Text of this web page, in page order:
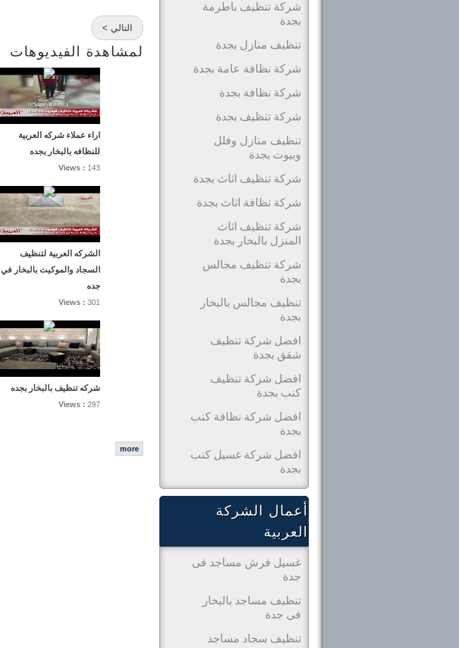
التالي >
لمشاهدة الفيديوهات
اراء عملاء شركه العربية
للنظافه بالبخار بجده
Views : 143
الشركه العربية لتنظيف
السجاد والموكيت بالبخار في
جده
Views : 301
شركه تنظيف بالبخار بجده
Views : 297
more
شركة تنظيف باطرمة
بجدة
تنظيف منازل بجدة
شركة نظافة عامة بجدة
شركة نظافة بجدة
شركة تنظيف بجدة
تنظيف منازل وفلل
وبيوت بجدة
شركة تنظيف اثاث بجدة
شركة نظافة اثاث بجدة
شركة تنظيف اثاث
المنزل بالبخار بجدة
شركة تنظيف مجالس
بجدة
تنظيف مجالس بالبخار
بجدة
افضل شركة تنظيف
شقق بجدة
افضل شركة تنظيف
كنب بجدة
افضل شركة نظافة كنب
بجدة
افضل شركة غسيل كنب
بجدة
أعمال الشركة
العربية
غسيل فرش مساجد فى
جدة
تنظيف مساجد بالبخار
فى جدة
تنظيف سجاد مساجد